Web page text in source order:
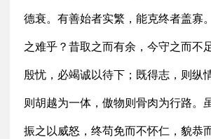
德衰。有善始者实繁，能克终者盖寡
之难乎？昔取之而有余，今守之而不
殷忧，必竭诚以待下；既得志，则纵
则胡越为一体，傲物则骨肉为行路。
振之以威怒，终苟免而不怀仁，貌恭